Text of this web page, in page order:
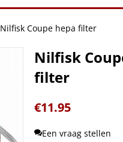
Nilfisk Coupe hepa filter
Nilfisk
filter
€11.95
Een vraag stellen